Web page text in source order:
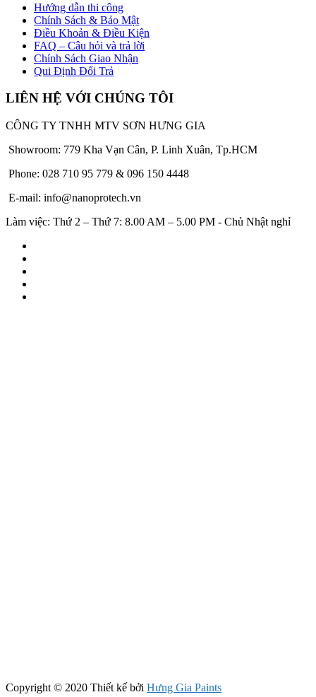
Hướng dẫn thi công
Chính Sách & Bảo Mật
Điều Khoản & Điều Kiện
FAQ – Câu hỏi và trả lời
Chính Sách Giao Nhận
Qui Định Đổi Trả
LIÊN HỆ VỚI CHÚNG TÔI
CÔNG TY TNHH MTV SƠN HƯNG GIA
Showroom: 779 Kha Vạn Cân, P. Linh Xuân, Tp.HCM
Phone: 028 710 95 779 & 096 150 4448
E-mail: info@nanoprotech.vn
Làm việc: Thứ 2 – Thứ 7: 8.00 AM – 5.00 PM - Chủ Nhật nghỉ
Copyright © 2020 Thiết kế bởi Hưng Gia Paints